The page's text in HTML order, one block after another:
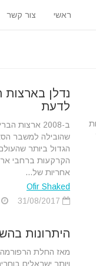
ראשי צור קשר
נדלן
לדעת
ב-2008
שהובילה למשבר
הגדול ביותר
הקרקעות ברחבי
אחריות של...
Ofir Shaked
היתרונות
ויותר ישראלים